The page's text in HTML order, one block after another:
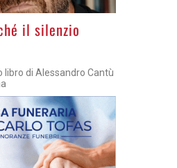
il silenzio
libro di Alessandro Cantù